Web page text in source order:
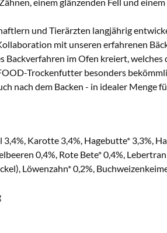
und Tierärzten langjährig
mit unseren erfahrenen
im Ofen kreiert, welches
Trockenfutter besonders
nach dem Backen - in idealer Menge
Karotte 3,4%, Hagebutte* 3,3%,
0,4%, Rote Bete* 0,4%,
Löwenzahn* 0,2%,